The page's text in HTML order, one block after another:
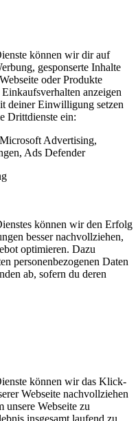
können wir dir auf
gesponserte Inhalte
oder Produkte
anzeigen
deiner Einwilligung setzen
Drittdienste ein:
Advertising,
Ads Defender
können wir den Erfolg
besser nachvollziehen,
optimieren. Dazu
personenbezogenen Daten
ab, sofern du deren
können wir das Klick-
Webseite nachvollziehen
unsere Webseite zu